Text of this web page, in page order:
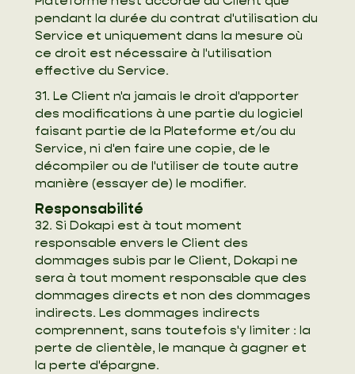
pendant la durée du contrat d'utilisation du
Service et uniquement dans la mesure où
ce droit est nécessaire à l'utilisation
effective du Service.
31. Le Client n'a jamais le droit d'apporter
des modifications à une partie du logiciel
faisant partie de la Plateforme et/ou du
Service, ni d'en faire une copie, de le
décompiler ou de l'utiliser de toute autre
manière (essayer de) le modifier.
Responsabilité
32. Si Dokapi est à tout moment
responsable envers le Client des
dommages subis par le Client, Dokapi ne
sera à tout moment responsable que des
dommages directs et non des dommages
indirects. Les dommages indirects
comprennent, sans toutefois s'y limiter : la
perte de clientèle, le manque à gagner et
la perte d'épargne.